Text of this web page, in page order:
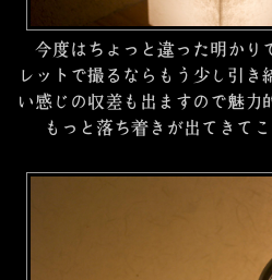
今度はちょっと違った明かり
レットで撮るならもう少し引き
い感じの収差も出ますので魅力
もっと落ち着きが出てきて